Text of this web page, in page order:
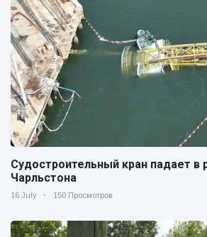
Судостроительный кран падает в
Чарльстона
16 July 150 Просмотров